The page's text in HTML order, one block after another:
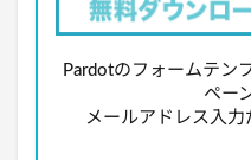
Pardotのフォームテン
ペー
メールアドレス入